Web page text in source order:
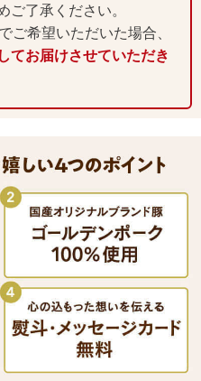
ご了承ください。
ご希望いただいた場合、
てお届けさせていただき